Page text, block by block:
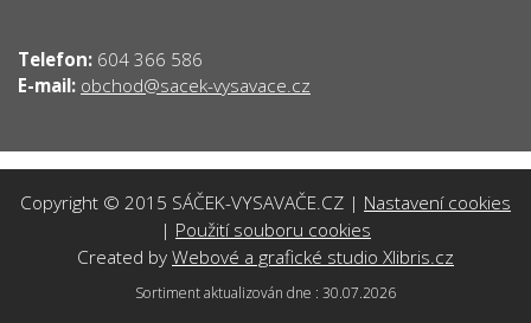
Telefon: 604 366 586
E-mail: obchod@sacek-vysavace.cz
Copyright © 2015 SÁČEK-VYSAVAČE.CZ | Nastavení cookies
| Použití souboru cookies
Created byWebové a grafické studio Xlibris.cz
Sortiment aktualizován dne : 30.07.2026